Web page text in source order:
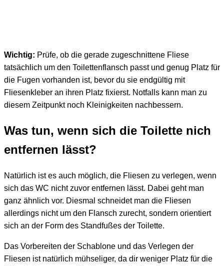
Wichtig: Prüfe, ob die gerade zugeschnittene Fliese
tatsächlich um den Toilettenflansch passt und genug Platz für
die Fugen vorhanden ist, bevor du sie endgültig mit
Fliesenkleber an ihren Platz fixierst. Notfalls kann man zu
diesem Zeitpunkt noch Kleinigkeiten nachbessern.
Was tun, wenn sich die Toilette nich
entfernen lässt?
Natürlich ist es auch möglich, die Fliesen zu verlegen, wenn
sich das WC nicht zuvor entfernen lässt. Dabei geht man
ganz ähnlich vor. Diesmal schneidet man die Fliesen
allerdings nicht um den Flansch zurecht, sondern orientiert
sich an der Form des Standfußes der Toilette.
Das Vorbereiten der Schablone und das Verlegen der
Fliesen ist natürlich mühseliger, da dir weniger Platz für die